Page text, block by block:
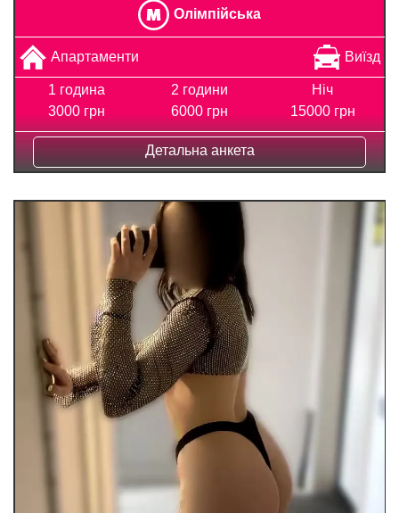
Олімпійська
Апартаменти Виїзд
1 година
3000 грн
2 години
6000 грн
Ніч
15000 грн
Детальна анкета